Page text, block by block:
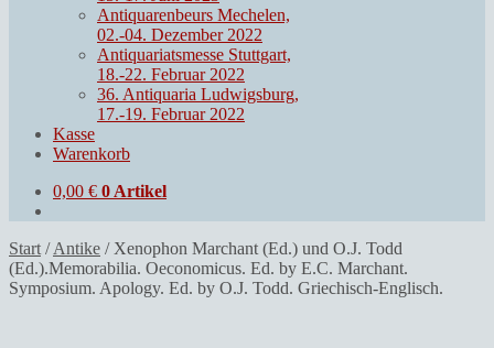
Antiquarenbeurs Mechelen,
02.-04. Dezember 2022
Antiquariatsmesse Stuttgart,
18.-22. Februar 2022
36. Antiquaria Ludwigsburg,
17.-19. Februar 2022
Kasse
Warenkorb
0,00 € 0 Artikel
Start /Antike / Xenophon Marchant (Ed.) und O.J. Todd
(Ed.).Memorabilia. Oeconomicus. Ed. by E.C. Marchant.
Symposium. Apology. Ed. by O.J. Todd. Griechisch-Englisch.